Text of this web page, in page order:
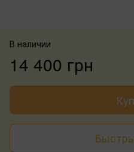
В наличии
14 400 грн